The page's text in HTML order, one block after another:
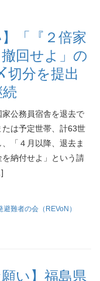
「『２倍家
回せよ」の
切分を提出
公務員宿舎を退去で
は予定世帯、計63世
「４月以降、退去ま
納付せよ」という請
避難者の会（REVoN）
い】福島県